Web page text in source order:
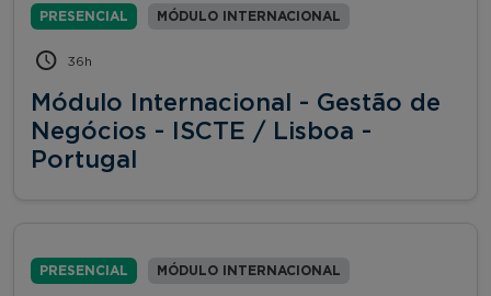
PRESENCIAL MÓDULO INTERNACIONAL
36h
Módulo Internacional - Gestão de
Negócios - ISCTE / Lisboa -
Portugal
PRESENCIAL MÓDULO INTERNACIONAL